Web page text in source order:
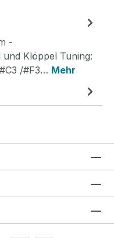
-
Klöppel Tuning:
/#F3… Mehr